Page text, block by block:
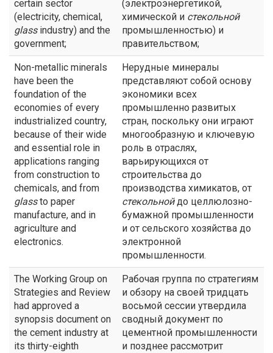
certain sector
(electricity, chemical,
glassindustry) and the
government;
(электроэнергетикой,
химической и стекольной
промышленностью) и
правительством;
Non-metallic minerals
have been the
foundation of the
economies of every
industrialized country,
because of their wide
and essential role in
applications ranging
from construction to
chemicals, and from
glassto paper
manufacture, and in
agriculture and
electronics.
Нерудные минералы
представляют собой основу
экономики всех
промышленно развитых
стран, поскольку они играют
многообразную и ключевую
роль в отраслях,
варьирующихся от
строительства до
производства химикатов, от
стекольнойдо целлюлозно-
бумажной промышленности
и от сельского хозяйства до
электронной
промышленности.
The Working Group on
Strategies and Review
had approved a
synopsis document on
the cement industry at
its thirty-eighth
Рабочая группа по стратегиям
и обзору на своей тридцать
восьмой сессии утвердила
сводный документ по
цементной промышленности
и позднее рассмотрит